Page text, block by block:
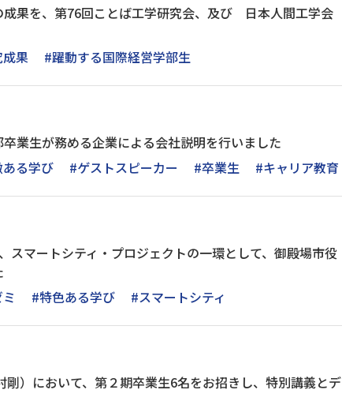
成果を、第76回ことば工学研究会、及び 日本人間工学会
果 #躍動する国際経営学部生
業生が務める企業による会社説明を行いました
る学び #ゲストスピーカー #卒業生 #キャリア教育
スマートシティ・プロジェクトの一環として、御殿場市役
#特色ある学び #スマートシティ
）において、第２期卒業生6名をお招きし、特別講義とデ